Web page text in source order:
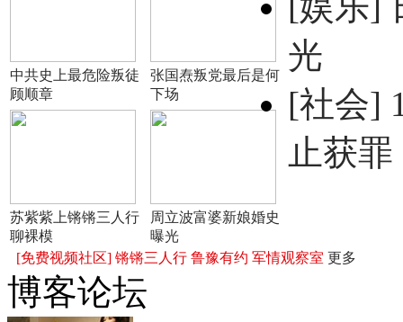
中共史上最危险叛徒
顾顺章
张国焘叛党最后是何
下场
苏紫紫上锵锵三人行
聊裸模
周立波富婆新娘婚史
曝光
光
[社会]
止获罪
[免费视频社区] 锵锵三人行 鲁豫有约 军情观察室 更多
博客论坛